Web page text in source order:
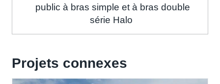
public à bras simple et à bras double
série Halo
Projets connexes